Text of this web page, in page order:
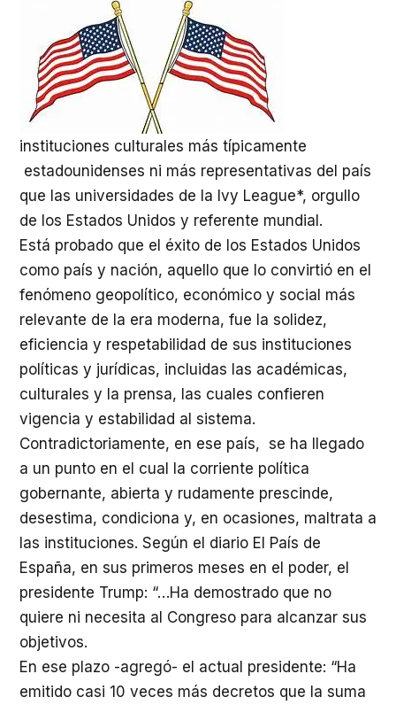
instituciones culturales más típicamente
estadounidenses ni más representativas del país
que las universidades de la Ivy League*, orgullo
de los Estados Unidos y referente mundial.
Está probado que el éxito de los Estados Unidos
como país y nación, aquello que lo convirtió en el
fenómeno geopolítico, económico y social más
relevante de la era moderna, fue la solidez,
eficiencia y respetabilidad de sus instituciones
políticas y jurídicas, incluidas las académicas,
culturales y la prensa, las cuales confieren
vigencia y estabilidad al sistema.
Contradictoriamente, en ese país, se ha llegado
a un punto en el cual la corriente política
gobernante, abierta y rudamente prescinde,
desestima, condiciona y, en ocasiones, maltrata a
las instituciones. Según el diario El País de
España, en sus primeros meses en el poder, el
presidente Trump: “…Ha demostrado que no
quiere ni necesita al Congreso para alcanzar sus
objetivos.
En ese plazo -agregó- el actual presidente: “Ha
emitido casi 10 veces más decretos que la suma